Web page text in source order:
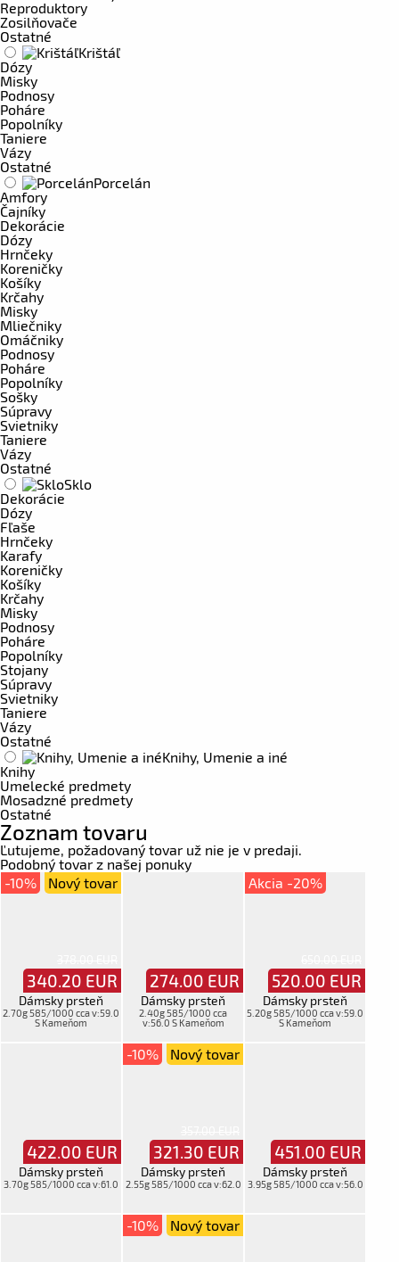
Reproduktory
Zosilňovače
Ostatné
Krištáľ
Dózy
Misky
Podnosy
Poháre
Popolníky
Taniere
Vázy
Ostatné
Porcelán
Amfory
Čajníky
Dekorácie
Dózy
Hrnčeky
Koreničky
Košíky
Krčahy
Misky
Mliečniky
Omáčniky
Podnosy
Poháre
Popolníky
Sošky
Súpravy
Svietniky
Taniere
Vázy
Ostatné
Sklo
Dekorácie
Dózy
Fľaše
Hrnčeky
Karafy
Koreničky
Košíky
Krčahy
Misky
Podnosy
Poháre
Popolníky
Stojany
Súpravy
Svietniky
Taniere
Vázy
Ostatné
Knihy, Umenie a iné
Knihy
Umelecké predmety
Mosadzné predmety
Ostatné
Zoznam tovaru
Ľutujeme, požadovaný tovar už nie je v predaji.
Podobný tovar z našej ponuky
-10%
340.20 EUR
Nový tovar
Dámsky prsteň
2.70g 585/1000 cca v:59.0
S Kameňom
274.00 EUR
Dámsky prsteň
2.40g 585/1000 cca
v:56.0 S Kameňom
Akcia -20%
520.00 EUR
Dámsky prsteň
5.20g 585/1000 cca v:59.0
S Kameňom
422.00 EUR
Dámsky prsteň
3.70g 585/1000 cca v:61.0
-10%
321.30 EUR
Nový tovar
Dámsky prsteň
2.55g 585/1000 cca v:62.0
451.00 EUR
Dámsky prsteň
3.95g 585/1000 cca v:56.0
-10% Nový tovar